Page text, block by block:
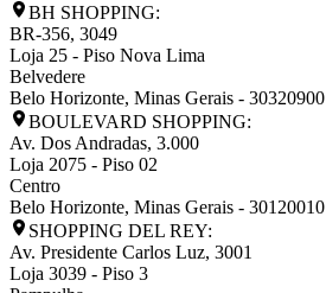
BH SHOPPING:
BR-356, 3049
Loja 25 - Piso Nova Lima
Belvedere
Belo Horizonte, Minas Gerais - 30320900
BOULEVARD SHOPPING:
Av. Dos Andradas, 3.000
Loja 2075 - Piso 02
Centro
Belo Horizonte, Minas Gerais - 30120010
SHOPPING DEL REY:
Av. Presidente Carlos Luz, 3001
Loja 3039 - Piso 3